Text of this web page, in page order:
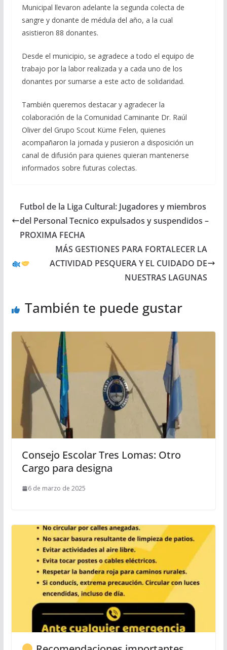
Municipal llevaron adelante la segunda colecta de
sangre y donante de médula del año, a la cual
asistieron 88 donantes.
Desde el municipio, se agradece a todo el equipo de
trabajo por la labor realizada y a cada uno de los
donantes por sumarse a este acto de solidaridad.
También queremos destacar y agradecer la
colaboración de la Comunidad Caminante Dr. Raúl
Oliver del Grupo Scout Küme Felen, quienes
acompañaron la jornada y pusieron a disposición un
canal de difusión para quienes quieran mantenerse
informados sobre futuras colectas.
Futbol de la Liga Cultural: Jugadores y miembros
del Personal Tecnico expulsados y suspendidos –
PROXIMA FECHA
MÁS GESTIONES PARA FORTALECER LA
ACTIVIDAD PESQUERA Y EL CUIDADO DE
NUESTRAS LAGUNAS
También te puede gustar
Consejo Escolar Tres Lomas: Otro
Cargo para designa
6 de marzo de 2025